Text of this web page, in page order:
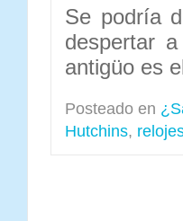
Se podría
despertar
antigüo es
Posteado en
Hutchins,